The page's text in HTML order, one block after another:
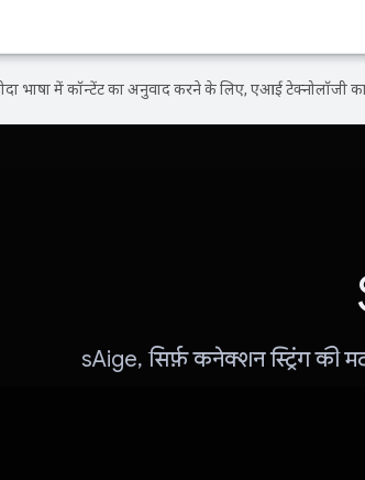
भाषा में कॉन्टेंट का अनुवाद करने के लिए, एआई टेक्नोलॉजी
sAige, सिर्फ़ कनेक्शन स्ट्रिंग